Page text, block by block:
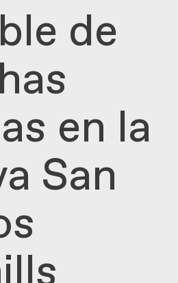
de
en la
San